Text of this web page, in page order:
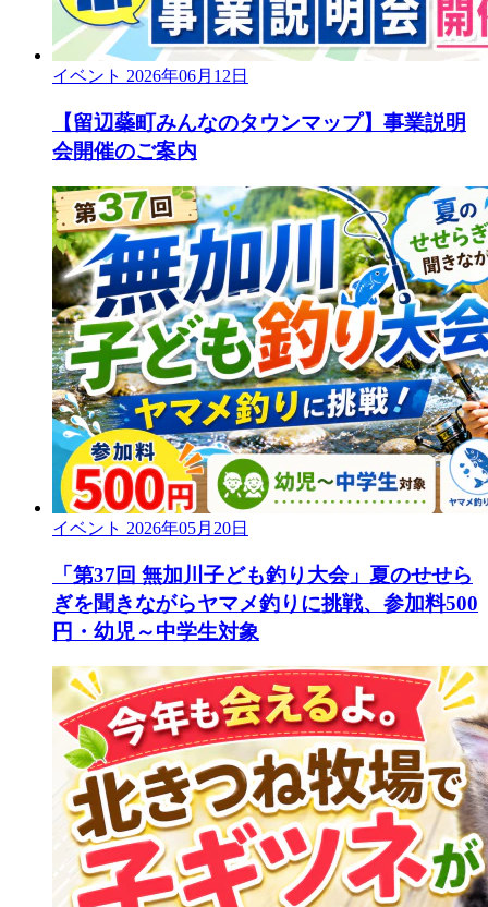
イベント 2026年06月12日
【留辺蘂町みんなのタウンマップ】事業説明
会開催のご案内
イベント 2026年05月20日
「第37回 無加川子ども釣り大会」夏のせせら
ぎを聞きながらヤマメ釣りに挑戦、参加料500
円・幼児～中学生対象